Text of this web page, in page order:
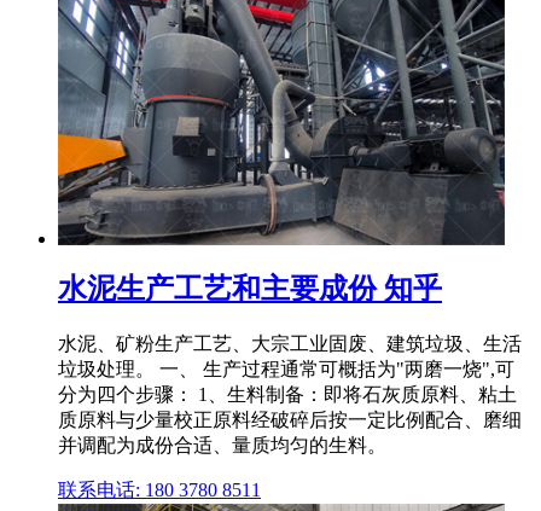
水泥生产工艺和主要成份 知乎
水泥、矿粉生产工艺、大宗工业固废、建筑垃圾、生活
垃圾处理。 一、 生产过程通常可概括为"两磨一烧",可
分为四个步骤： 1、生料制备：即将石灰质原料、粘土
质原料与少量校正原料经破碎后按一定比例配合、磨细
并调配为成份合适、量质均匀的生料。
联系电话: 180 3780 8511